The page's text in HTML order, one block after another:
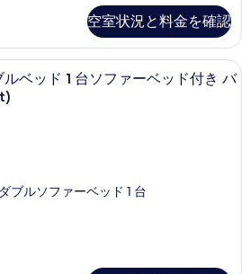
空室状況と料金を確認
スタンダード ルーム ダブルベッド
ベッド 1 台ソファーベッド付き バ
ブルソファーベッド 1 台